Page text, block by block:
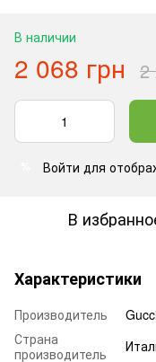
В наличии
2 068 грн 2
Войти для
В
Характеристики
Производитель
Страна
производитель